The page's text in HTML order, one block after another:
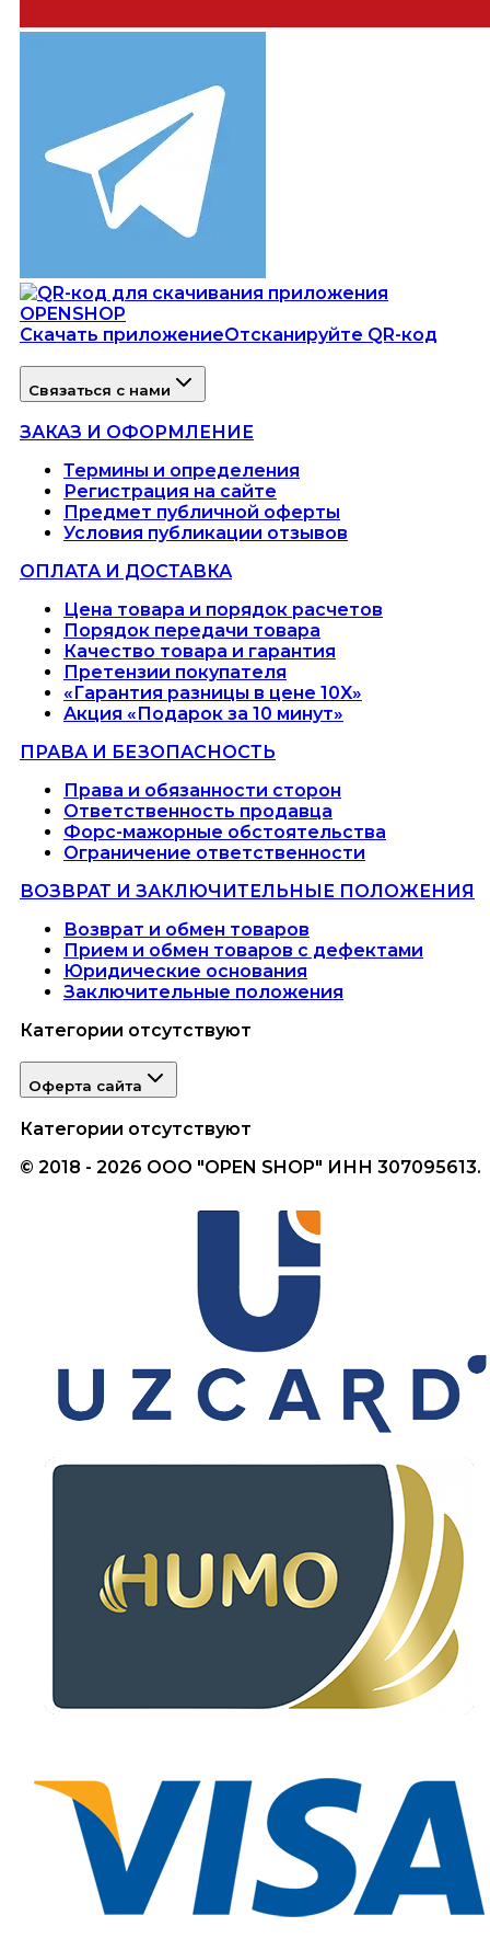
Скачать приложениеОтсканируйте QR-код
Связаться с нами
ЗАКАЗ И ОФОРМЛЕНИЕ
Термины и определения
Регистрация на сайте
Предмет публичной оферты
Условия публикации отзывов
ОПЛАТА И ДОСТАВКА
Цена товара и порядок расчетов
Порядок передачи товара
Качество товара и гарантия
Претензии покупателя
«Гарантия разницы в цене 10X»
Акция «Подарок за 10 минут»
ПРАВА И БЕЗОПАСНОСТЬ
Права и обязанности сторон
Ответственность продавца
Форс-мажорные обстоятельства
Ограничение ответственности
ВОЗВРАТ И ЗАКЛЮЧИТЕЛЬНЫЕ ПОЛОЖЕНИЯ
Возврат и обмен товаров
Прием и обмен товаров с дефектами
Юридические основания
Заключительные положения
Категории отсутствуют
Оферта сайта
Категории отсутствуют
© 2018 - 2026 ООО "OPEN SHOP" ИНН 307095613.